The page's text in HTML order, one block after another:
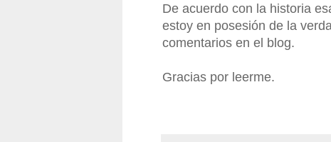
De acuerdo con la historia
estoy en posesión de la
comentarios en el blog.
Gracias por leerme.